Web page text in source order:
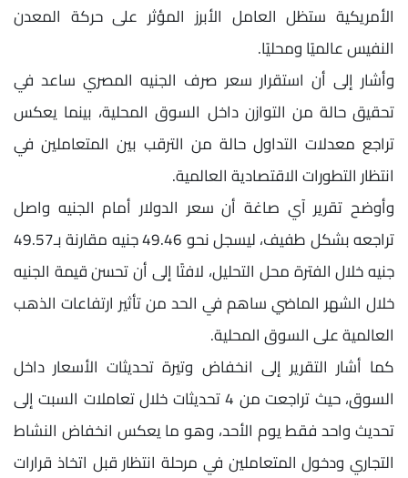
الأمريكية ستظل العامل الأبرز المؤثر على حركة المعدن
النفيس عالميًا ومحليًا.
وأشار إلى أن استقرار سعر صرف الجنيه المصري ساعد في
تحقيق حالة من التوازن داخل السوق المحلية، بينما يعكس
تراجع معدلات التداول حالة من الترقب بين المتعاملين في
انتظار التطورات الاقتصادية العالمية.
وأوضح تقرير آي صاغة أن سعر الدولار أمام الجنيه واصل
تراجعه بشكل طفيف، ليسجل نحو 49.46 جنيه مقارنة بـ49.57
جنيه خلال الفترة محل التحليل، لافتًا إلى أن تحسن قيمة الجنيه
خلال الشهر الماضي ساهم في الحد من تأثير ارتفاعات الذهب
العالمية على السوق المحلية.
كما أشار التقرير إلى انخفاض وتيرة تحديثات الأسعار داخل
السوق، حيث تراجعت من 4 تحديثات خلال تعاملات السبت إلى
تحديث واحد فقط يوم الأحد، وهو ما يعكس انخفاض النشاط
التجاري ودخول المتعاملين في مرحلة انتظار قبل اتخاذ قرارات